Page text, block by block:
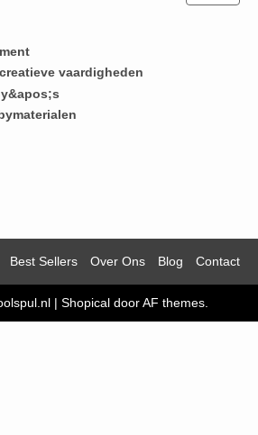
vaardigheden
Best Sellers Over Ons Blog Contact
| Shopical door AF themes.